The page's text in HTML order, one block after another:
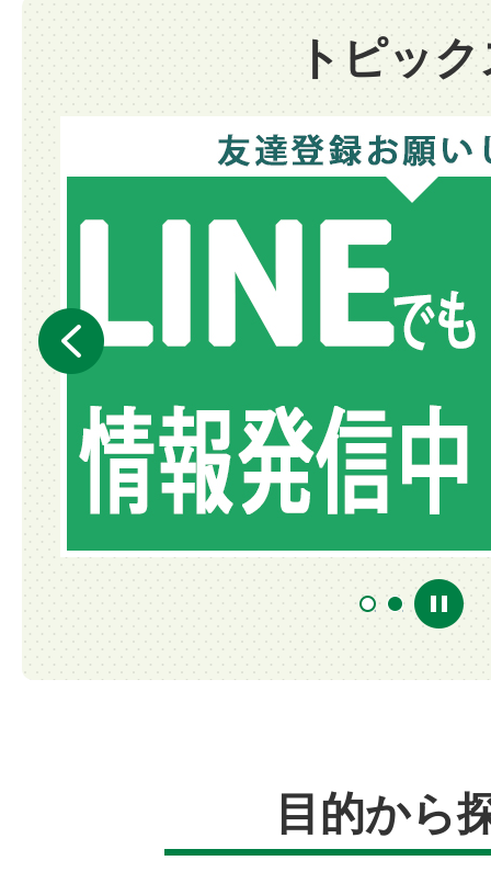
トピッ
前へ
1 2
目的から